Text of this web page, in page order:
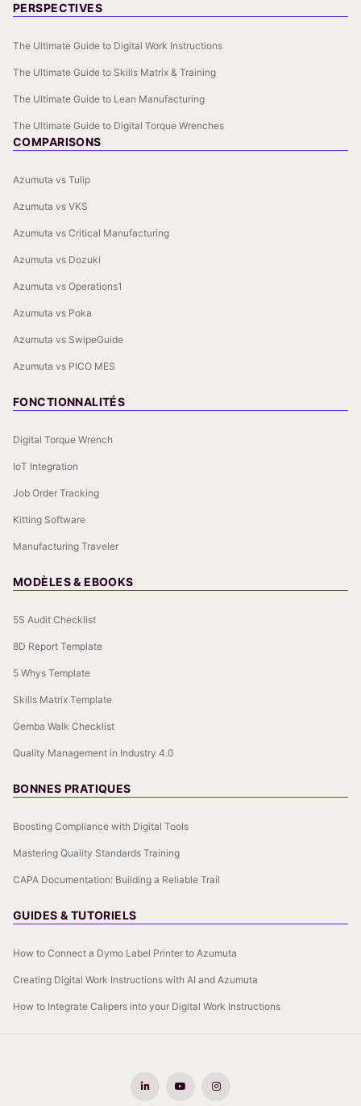
PERSPECTIVES
The Ultimate Guide to Digital Work Instructions
The Ultimate Guide to Skills Matrix & Training
The Ultimate Guide to Lean Manufacturing
The Ultimate Guide to Digital Torque Wrenches
COMPARISONS
Azumuta vs Tulip
Azumuta vs VKS
Azumuta vs Critical Manufacturing
Azumuta vs Dozuki
Azumuta vs Operations1
Azumuta vs Poka
Azumuta vs SwipeGuide
Azumuta vs PICO MES
FONCTIONNALITÉS
Digital Torque Wrench
IoT Integration
Job Order Tracking
Kitting Software
Manufacturing Traveler
MODÈLES & EBOOKS
5S Audit Checklist
8D Report Template
5 Whys Template
Skills Matrix Template
Gemba Walk Checklist
Quality Management in Industry 4.0
BONNES PRATIQUES
Boosting Compliance with Digital Tools
Mastering Quality Standards Training
CAPA Documentation: Building a Reliable Trail
GUIDES & TUTORIELS
How to Connect a Dymo Label Printer to Azumuta
Creating Digital Work Instructions with AI and Azumuta
How to Integrate Calipers into your Digital Work Instructions